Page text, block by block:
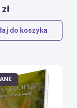
do koszyka
zł